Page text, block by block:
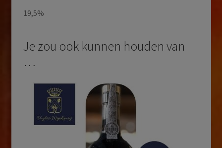
19,5%
Je zou ook kunnen houden van
…